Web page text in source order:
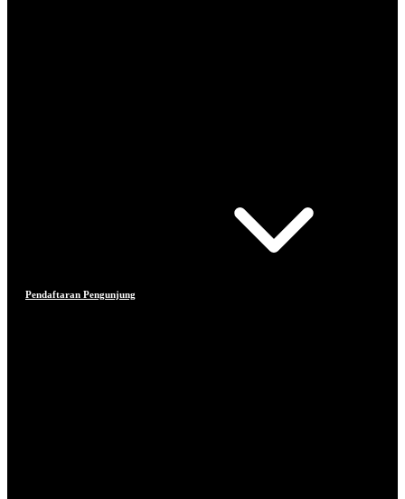
Pendaftaran Pengunjung